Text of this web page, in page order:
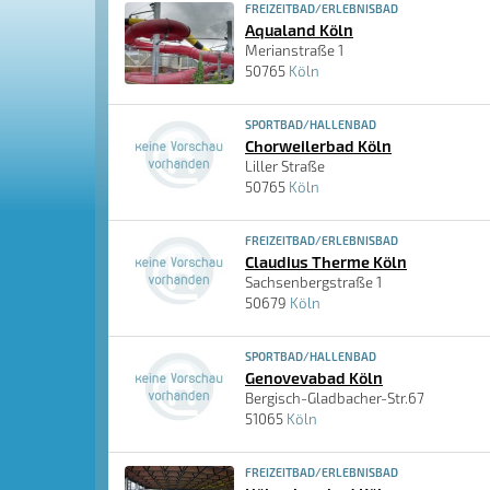
FREIZEITBAD/ERLEBNISBAD
Aqualand Köln
Merianstraße 1
50765 Köln
SPORTBAD/HALLENBAD
Chorweilerbad Köln
Liller Straße
50765 Köln
FREIZEITBAD/ERLEBNISBAD
Claudius Therme Köln
Sachsenbergstraße 1
50679 Köln
SPORTBAD/HALLENBAD
Genovevabad Köln
Bergisch-Gladbacher-Str.67
51065 Köln
FREIZEITBAD/ERLEBNISBAD